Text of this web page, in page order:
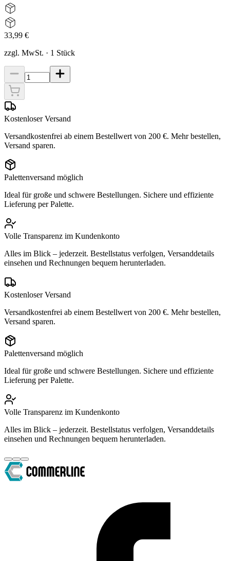
33,99 €
zzgl. MwSt. · 1 Stück
Kostenloser Versand
Versandkostenfrei ab einem Bestellwert von 200 €. Mehr bestellen,
Versand sparen.
Palettenversand möglich
Ideal für große und schwere Bestellungen. Sichere und effiziente
Lieferung per Palette.
Volle Transparenz im Kundenkonto
Alles im Blick – jederzeit. Bestellstatus verfolgen, Versanddetails
einsehen und Rechnungen bequem herunterladen.
Kostenloser Versand
Versandkostenfrei ab einem Bestellwert von 200 €. Mehr bestellen,
Versand sparen.
Palettenversand möglich
Ideal für große und schwere Bestellungen. Sichere und effiziente
Lieferung per Palette.
Volle Transparenz im Kundenkonto
Alles im Blick – jederzeit. Bestellstatus verfolgen, Versanddetails
einsehen und Rechnungen bequem herunterladen.